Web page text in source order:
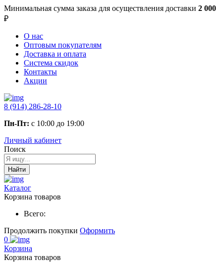
Минимальная сумма заказа для осуществления доставки 2 000
₽
О нас
Оптовым покупателям
Доставка и оплата
Система скидок
Контакты
Акции
8 (914) 286-28-10
Пн-Пт: с 10:00 до 19:00
Личный кабинет
Поиск
Найти
Каталог
Корзина товаров
Всего:
Продолжить покупки Оформить
0
Корзина
Корзина товаров